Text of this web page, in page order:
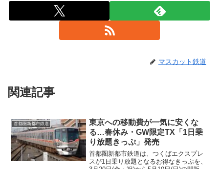
マスカット鉄道
関連記事
首都圏新都市鉄道
東京への移動費が一気に安くな
る…春休み・GW限定TX「1日乗
り放題きっぷ」発売
首都圏新都市鉄道は、つくばエクスプレ
スが1日乗り放題となるお得なきっぷを、